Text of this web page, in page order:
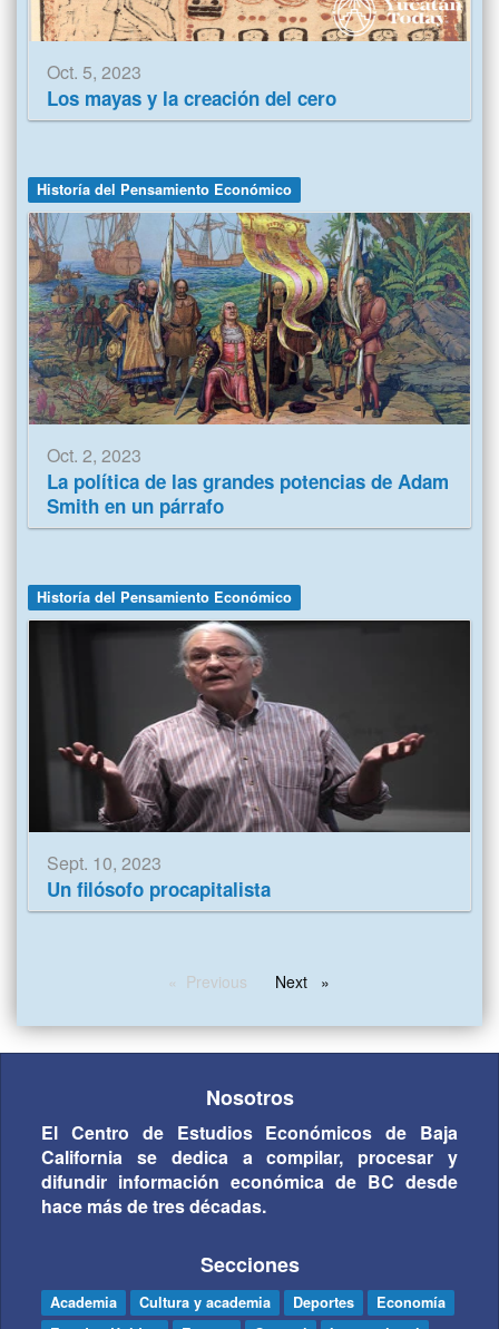
Oct. 5, 2023
Los mayas y la creación del cero
Historía del Pensamiento Económico
Oct. 2, 2023
La política de las grandes potencias de Adam
Smith en un párrafo
Historía del Pensamiento Económico
Sept. 10, 2023
Un filósofo procapitalista
Previous pageNext page
Nosotros
El Centro de Estudios Económicos de Baja
California se dedica a compilar, procesar y
difundir información económica de BC desde
hace más de tres décadas.
Secciones
Academia Cultura y academia Deportes
Economía